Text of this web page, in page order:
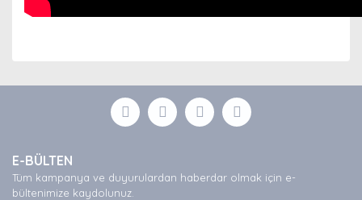
Yorum Yaz
formunu kullanarak tarafımıza iletebilirsiniz.
Görüş ve önerileriniz için teşekkür ederiz.
Ürün açıklamasında eksik bilgiler bulunuyor.
Ürün bilgilerinde hatalar bulunuyor.
E-BÜLTEN
Tüm kampanya ve duyurulardan haberdar olmak için e-
bültenimize kaydolunuz.